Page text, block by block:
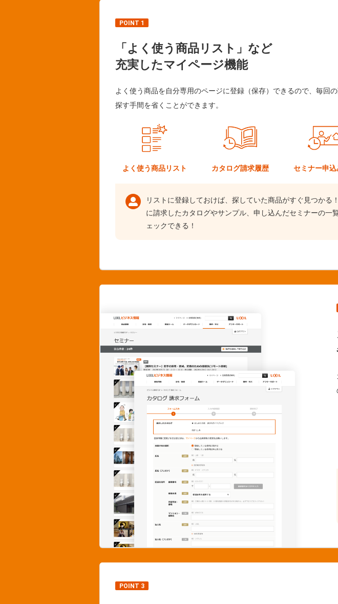
POINT 1
「よく使う商品リスト」など
充実したマイページ機能
よく使う商品を自分専用のページに登録（保存）できるので、毎回
探す手間を省くことができます。
よく使う商品リスト カタログ請求履歴 セミナー申込
リストに登録しておけば、探していた商品がすぐ見つかる
に請求したカタログやサンプル、申し込んだセミナーの一
ェックできる！
POINT 3